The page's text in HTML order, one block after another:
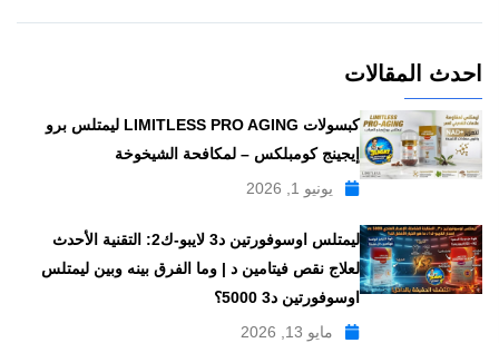
احدث المقالات
كبسولات LIMITLESS PRO AGING ليمتلس برو
إيجينج كومبلكس – لمكافحة الشيخوخة
يونيو 1, 2026
ليمتلس اوسوفورتين د3 لايبو-ك2: التقنية الأحدث
لعلاج نقص فيتامين د | وما الفرق بينه وبين ليمتلس
اوسوفورتين د3 5000؟
مايو 13, 2026